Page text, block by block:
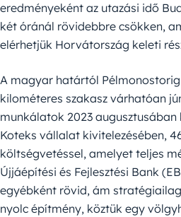
eredményeként az utazási idő
két óránál rövidebbre csökken,
elérhetjük Horvátország keleti
A magyar határtól
kilométeres szakasz várhatóan
munkálatok 2023 augusztusában
Koteks vállalat kivitelezésében,
költségvetéssel, amelyet teljes
Újjáépítési és Fejlesztési Bank
egyébként rövid, ám
nyolc építmény, köztük egy